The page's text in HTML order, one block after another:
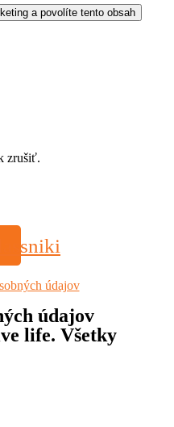
a povolíte tento obsah
zrušiť.
údajov
údajov
life. Všetky